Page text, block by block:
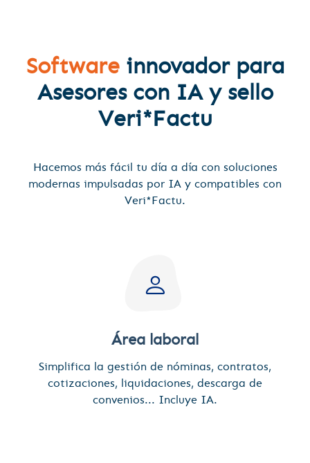
Softwareinnovador para
Asesores con IA y sello
Veri*Factu
Hacemos más fácil tu día a día con soluciones
modernas impulsadas por IA y compatibles con
Veri*Factu.
Área laboral
Simplifica la gestión de nóminas, contratos,
cotizaciones, liquidaciones, descarga de
convenios... Incluye IA.